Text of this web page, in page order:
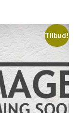
Tilbud!